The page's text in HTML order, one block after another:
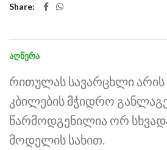
Share
ᲐᲦᲬᲔᲠᲐ
რითულას სავარცხლი არის
კბილების მჭიდრო
წარმოდგენილია ორ
მოდელის სახით.